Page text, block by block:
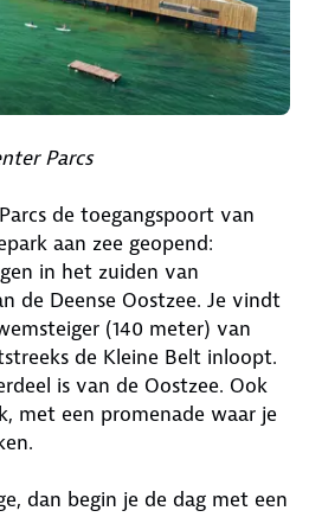
Parcs
de toegangspoort van
aan zee geopend:
in het zuiden van
de Deense Oostzee. Je vindt
(140 meter) van
de Kleine Belt inloopt.
is van de Oostzee. Ook
met een promenade waar je
dan begin je de dag met een